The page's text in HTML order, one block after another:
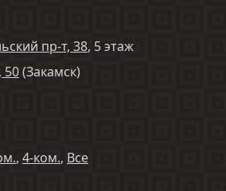
пр-т, 38, 5 этаж
50(Закамск)
, 4-ком., Все